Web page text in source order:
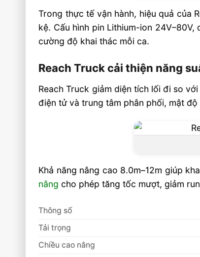
Reach Truck phù hợp kho nào
Nên chọn pin Lithium hay ắc
Chiều cao nâng nào là hợp lý cho
Video: Hiệu Quả Vận Hành Kho Khi
Reach Truck
Liên hệ mua sản phẩm
Trong thực tế vận hành, hiệu quả của
kệ. Cấu hình pin Lithium-ion
cường độ khai thác mỗi ca.
Reach Truck cải thiện năng
Reach Truck giảm diện tích lối đi so
điện tử và trung tâm phân phối, mật
Khả năng nâng cao 8.0m–12m giúp
nâng cho phép tăng tốc mượt, giảm
Thông số
Tải trọng
Chiều cao nâng